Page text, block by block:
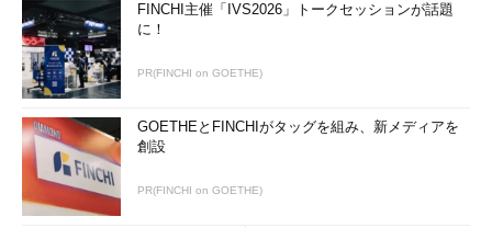
FINCHI主催「IVS2026」トークセッションが話題
に！
PR(FINCHI on GOETHE)
GOETHEとFINCHIがタッグを組み、新メディアを
創設
PR(FINCHI on GOETHE)